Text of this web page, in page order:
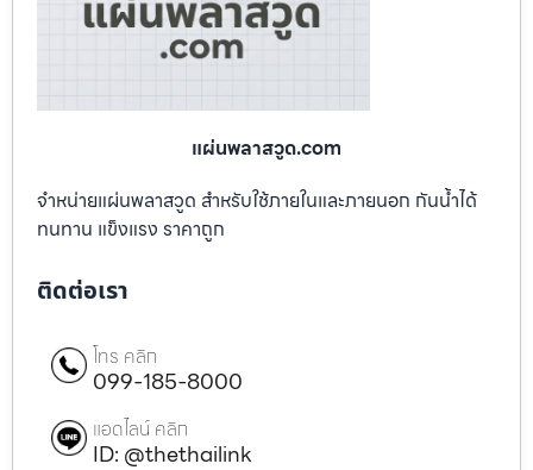
แผ่นพลาสวูด.com
จำหน่ายแผ่นพลาสวูด สำหรับใช้ภายในและภายนอก กันน้ำได้
ทนทาน แข็งแรง ราคาถูก
ติดต่อเรา
โทร คลิก
099-185-8000
แอดไลน์ คลิก
ID: @thethailink